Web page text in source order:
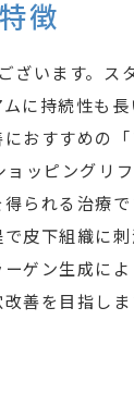
徴
ざいます。ス
に持続性も
おすすめの
ッピングリ
られる治療
皮下組織に
ゲン生成に
善を目指しま